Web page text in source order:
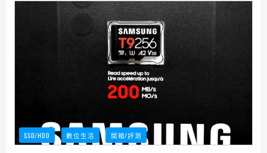
SSD/HDD 數位生活 開箱/評測